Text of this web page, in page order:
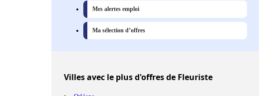
Mes alertes emploi
Ma sélection d’offres
Villesavec le plus d'offres de Fleuriste